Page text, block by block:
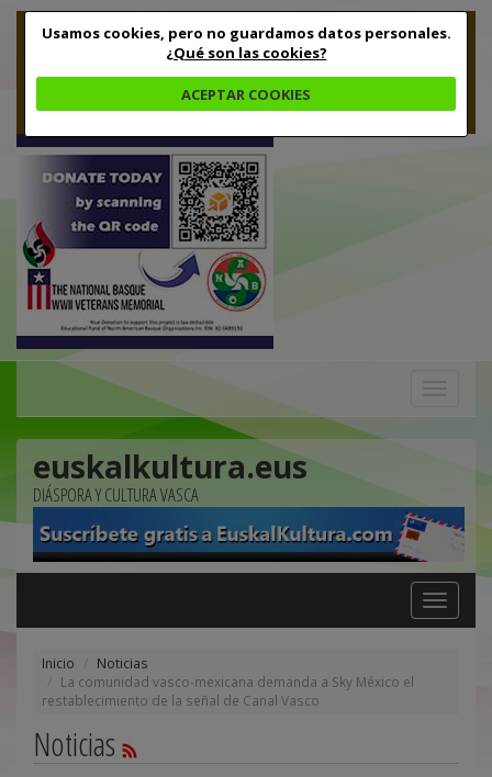
Usamos cookies, pero no guardamos datos personales.
¿Qué son las cookies?
ACEPTAR COOKIES
euskalkultura.eus
DIÁSPORA Y CULTURA VASCA
Toggle
navigation
Inicio
Noticias
La comunidad vasco-mexicana demanda a Sky México el
restablecimiento de la señal de Canal Vasco
Noticias